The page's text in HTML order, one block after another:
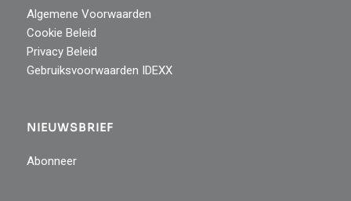
Algemene Voorwaarden
Cookie Beleid
Privacy Beleid
Gebruiksvoorwaarden IDEXX
NIEUWSBRIEF
Abonneer